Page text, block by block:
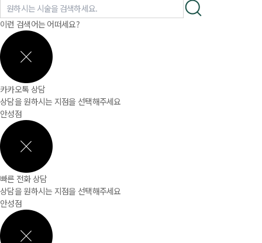
이런 검색어는 어떠세요?
카카오톡 상담
상담을 원하시는 지점을 선택해주세요
안성점
빠른 전화 상담
상담을 원하시는 지점을 선택해주세요
안성점